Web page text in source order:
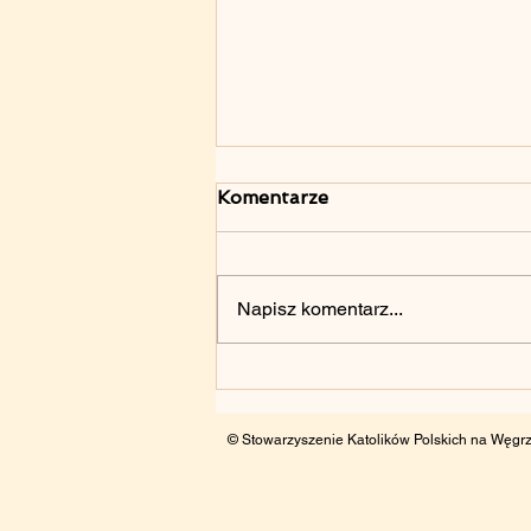
’1956 – 28.06.2026
Komentarze
Napisz komentarz...
© Stowarzyszenie Katolików Polskich na